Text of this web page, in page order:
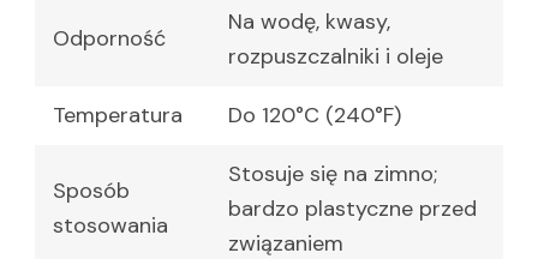
Odporność
Na wodę, kwasy,
rozpuszczalniki i oleje
Temperatura Do 120°C (240°F)
Sposób
stosowania
Stosuje się na zimno;
bardzo plastyczne przed
związaniem